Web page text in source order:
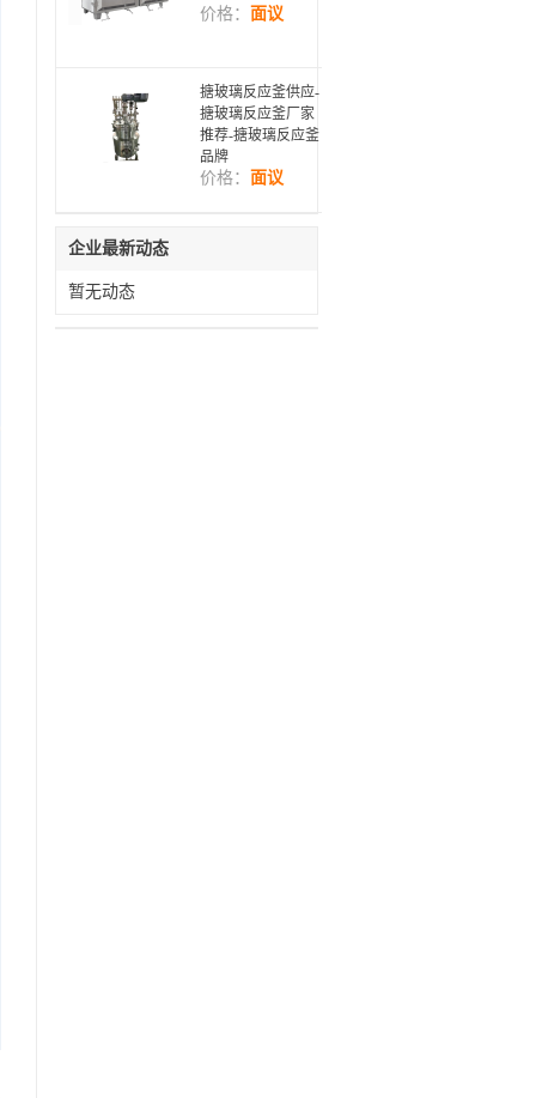
价格： 面议
搪玻璃反应釜供应-
搪玻璃反应釜厂家
推荐-搪玻璃反应釜
品牌
价格： 面议
企业最新动态
暂无动态